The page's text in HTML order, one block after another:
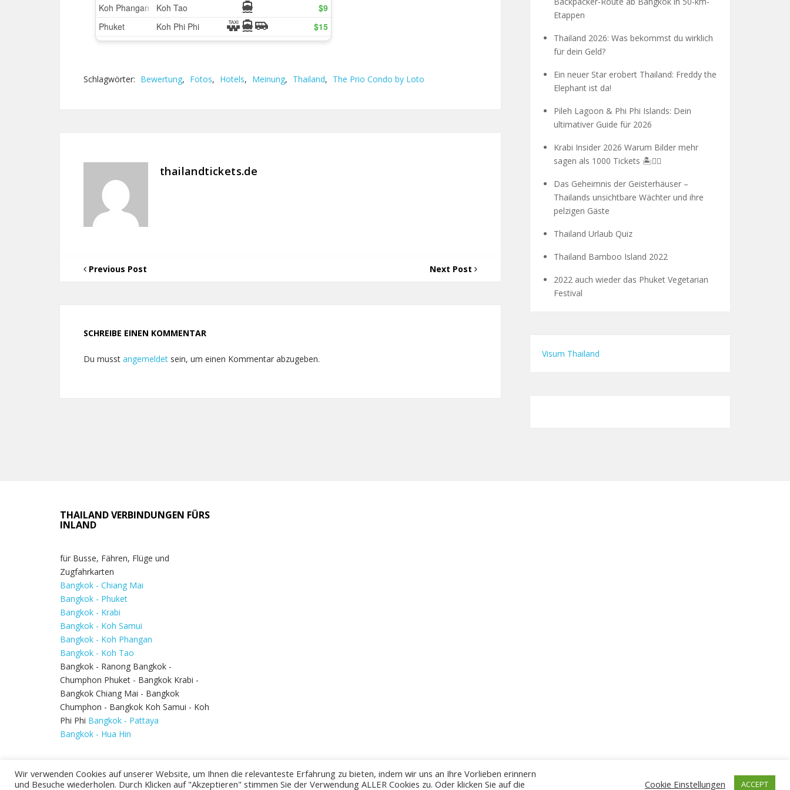
Schlagwörter: Bewertung, Fotos, Hotels, Meinung, Thailand, The Prio Condo by Loto
thailandtickets.de
Previous Post Next Post
SCHREIBE EINEN KOMMENTAR
Du musst angemeldet sein, um einen Kommentar abzugeben.
Etappen
Thailand 2026: Was bekommst du wirklich
für dein Geld?
Ein neuer Star erobert Thailand: Freddy the
Elephant ist da!
Pileh Lagoon & Phi Phi Islands: Dein
ultimativer Guide für 2026
Krabi Insider 2026 Warum Bilder mehr
sagen als 1000 Tickets 🏝️🧗‍♂️
Das Geheimnis der Geisterhäuser –
Thailands unsichtbare Wächter und ihre
pelzigen Gäste
Thailand Urlaub Quiz
Thailand Bamboo Island 2022
2022 auch wieder das Phuket Vegetarian
Festival
Visum Thailand
THAILAND VERBINDUNGEN FÜRS
INLAND
für Busse, Fähren, Flüge und
Zugfahrkarten
Bangkok - Chiang Mai
Bangkok - Phuket
Bangkok - Krabi
Bangkok - Koh Samui
Bangkok - Koh Phangan
Bangkok - Koh Tao
Bangkok - Ranong Bangkok -
Chumphon Phuket - Bangkok Krabi -
Bangkok Chiang Mai - Bangkok
Chumphon - Bangkok Koh Samui - Koh
Phi Phi Bangkok - Pattaya
Bangkok - Hua Hin
Wir verwenden Cookies auf unserer Website, um Ihnen die relevanteste Erfahrung zu bieten, indem wir uns an Ihre Vorlieben erinnern
und Besuche wiederholen. Durch Klicken auf "Akzeptieren" stimmen Sie der Verwendung ALLER Cookies zu. Oder klicken Sie auf die
Cookie Einstellungen ACCEPT